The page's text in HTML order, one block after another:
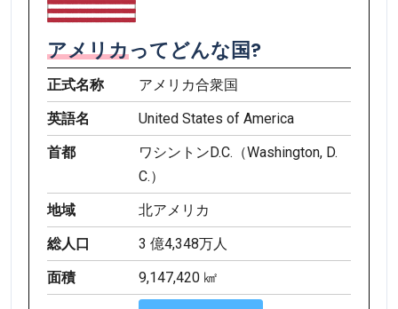
アメリカってどんな国?
正式名称
アメリカ合衆国
英語名
United States of America
首都
ワシントンD.C.（Washington, D.
C.）
地域
北アメリカ
総人口
3 億4,348万人
面積
9,147,420 ㎢